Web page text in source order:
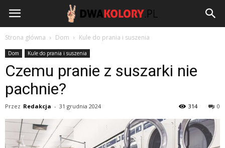
DwaKolory.pl
Strona główna Dom Kule do prania i suszenia
Dom Kule do prania i suszenia
Czemu pranie z suszarki nie
pachnie?
Przez Redakcja - 31 grudnia 2024 0
314